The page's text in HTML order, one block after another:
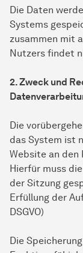
Die Daten
Systems
zusammen mit
Nutzers findet
2. Zweck und
Die
das System ist
Website an den
Hierfür muss
der Sitzung
Erfüllung der
DSGVO)
Die